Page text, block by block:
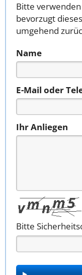
Bitte
bevorzugt
umgehend
Name
E-Mail oder
Ihr Anliegen
Bitte